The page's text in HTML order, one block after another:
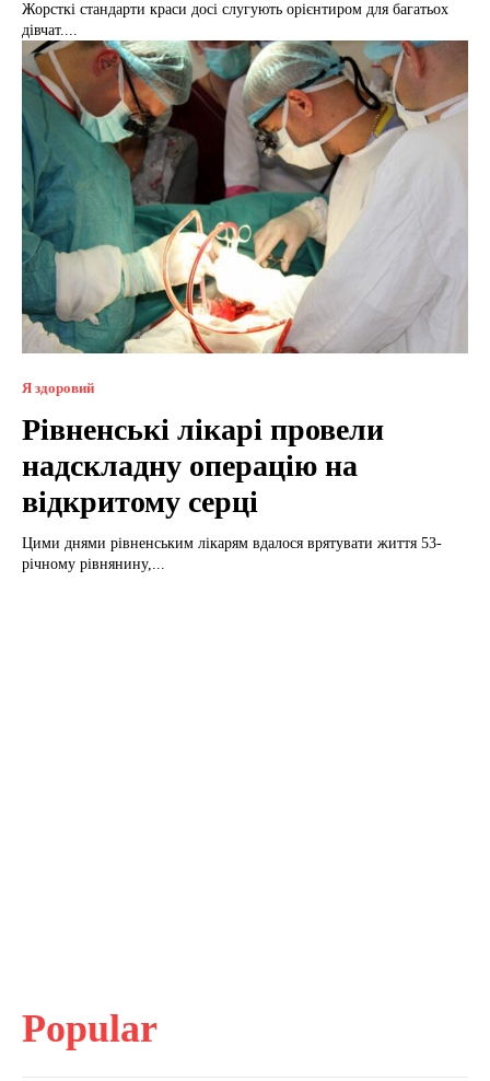
Жорсткі стандарти краси досі слугують орієнтиром для багатьох
дівчат....
Я здоровий
Рівненські лікарі провели
надскладну операцію на
відкритому серці
Цими днями рівненським лікарям вдалося врятувати життя 53-
річному рівнянину,...
Popular